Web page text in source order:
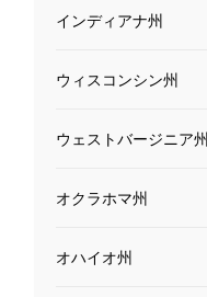
インディアナ州
ウィスコンシン州
ウェストバージニア州
オクラホマ州
オハイオ州